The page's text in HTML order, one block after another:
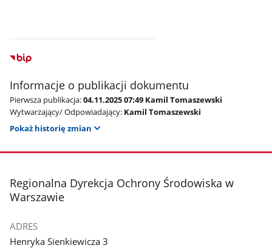
Informacje o publikacji dokumentu
Pierwsza publikacja:04.11.2025 07:49 Kamil Tomaszewski
Wytwarzający/ Odpowiadający: Kamil Tomaszewski
Pokaż historię zmian
stopka
Regionalna Dyrekcja Ochrony Środowiska w
Warszawie
ADRES
Henryka Sienkiewicza 3